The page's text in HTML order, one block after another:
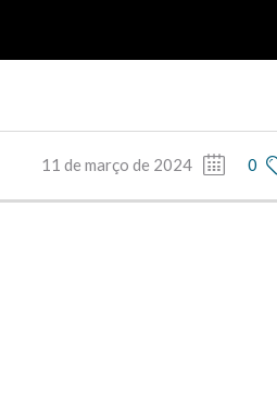
11 de março de 2024 0